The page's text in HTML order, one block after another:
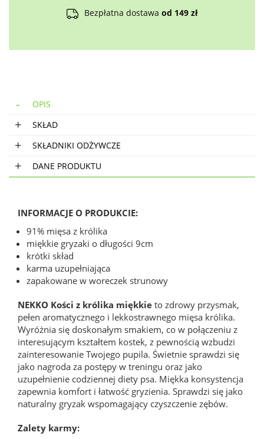
Bezpłatna dostawa od 149 zł
OPIS
SKŁAD
SKŁADNIKI ODŻYWCZE
DANE PRODUKTU
INFORMACJE O PRODUKCIE:
91% mięsa z królika
miękkie gryzaki o długości 9cm
krótki skład
karma uzupełniająca
zapakowane w woreczek strunowy
NEKKO Kości z królika miękkie to zdrowy przysmak,
pełen aromatycznego i lekkostrawnego mięsa królika.
Wyróżnia się doskonałym smakiem, co w połączeniu z
interesującym kształtem kostek, z pewnością wzbudzi
zainteresowanie Twojego pupila. Świetnie sprawdzi się
jako nagroda za postępy w treningu oraz jako
uzupełnienie codziennej diety psa. Miękka konsystencja
zapewnia komfort i łatwość gryzienia. Sprawdzi się jako
naturalny gryzak wspomagający czyszczenie zębów.
Zalety karmy: